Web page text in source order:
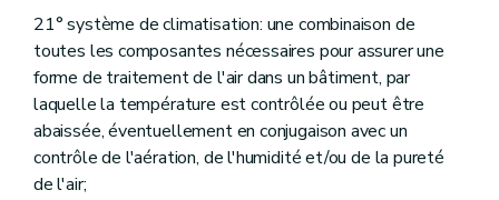
21° système de climatisation: une combinaison de
toutes les composantes nécessaires pour assurer une
forme de traitement de l'air dans un bâtiment, par
laquelle la température est contrôlée ou peut être
abaissée, éventuellement en conjugaison avec un
contrôle de l'aération, de l'humidité et/ou de la pureté
de l'air;